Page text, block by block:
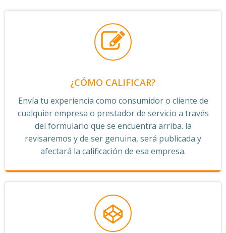
¿CÓMO CALIFICAR?
Envía tu experiencia como consumidor o cliente de
cualquier empresa o prestador de servicio a través
del formulario que se encuentra arriba. la
revisaremos y de ser genuina, será publicada y
afectará la calificación de esa empresa.